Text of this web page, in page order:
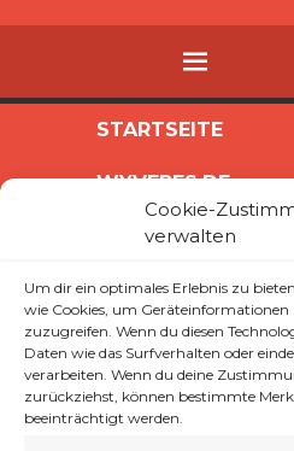
Cookie-
verwalten
Um dir ein optimales Erlebnis zu
wie Cookies, um
zuzugreifen. Wenn du diesen
Daten wie das Surfverhalten oder
verarbeiten. Wenn du deine
zurückziehst, können bestimmte
beeinträchtigt werden.
MENÜ
STARTSEITE
WYVERES.DE
COOKIE-
IMPRESSUM
TAG:8.